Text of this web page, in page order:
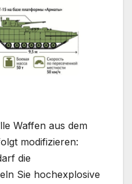
Waffen aus dem
modifizieren:
die
Sie hochexplosive